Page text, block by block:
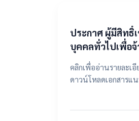
ประกาศ ผู้มีสิทธิ์
บุคคลทั่วไปเพื่อจ้
ตำแหน่งแม่บ้าน/
คลิกเพื่ออ่านรายละเ
ดาวน์โหลดเอกสารแ